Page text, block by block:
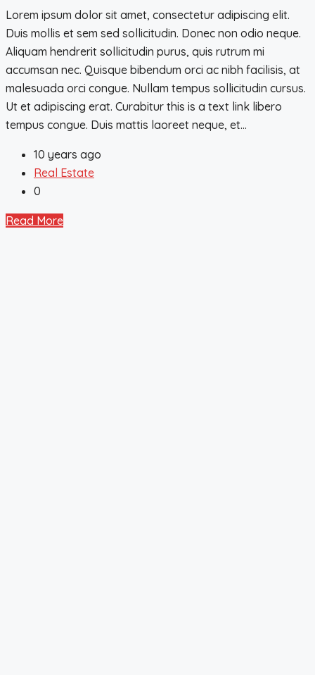
Lorem ipsum dolor sit amet, consectetur adipiscing elit.
Duis mollis et sem sed sollicitudin. Donec non odio neque.
Aliquam hendrerit sollicitudin purus, quis rutrum mi
accumsan nec. Quisque bibendum orci ac nibh facilisis, at
malesuada orci congue. Nullam tempus sollicitudin cursus.
Ut et adipiscing erat. Curabitur this is a text link libero
tempus congue. Duis mattis laoreet neque, et...
10 years ago
Real Estate
0
Read More